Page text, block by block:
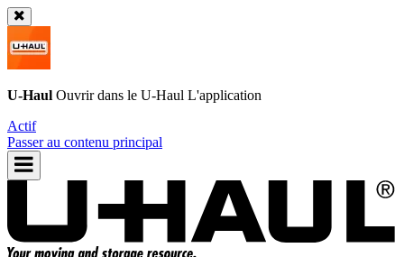
U-Haul Ouvrir dans le U-Haul L'application
Actif
Passer au contenu principal